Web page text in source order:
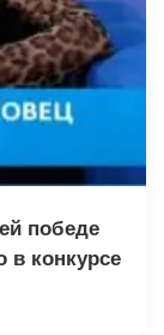
победе
в конкурсе